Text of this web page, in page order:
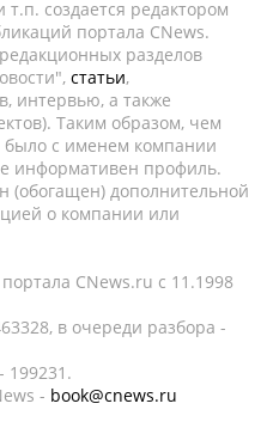
т.п. создается редактором
портала CNews.
разделов
статьи,
интервью, а также
Таким образом, чем
было с именем компании
информативен профиль.
(обогащен) дополнительной
о компании или
CNews.ru c 11.1998
в очереди разбора -
199231.
- book@cnews.ru